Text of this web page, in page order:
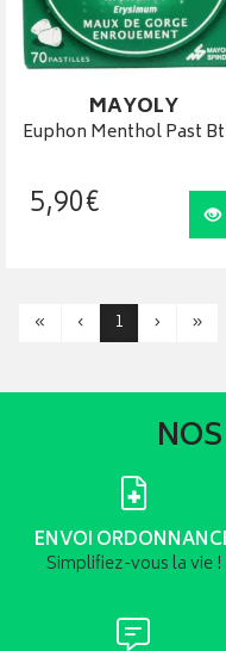
MAYOLY
Euphon Menthol Past
5,90€
« ‹ 1 › »
ENVOI
Simplifiez-vous la vie !